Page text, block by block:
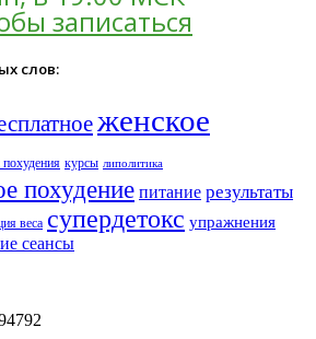
записаться
слов:
женское
похудения курсы липолитика
похудение питание результаты
веса супердетокс упражнения
сеансы